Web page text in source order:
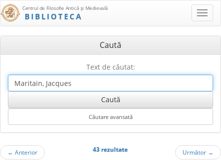
Centrul de Filosofie Antică şi Medievală
BIBLIOTECA
Caută
Text de căutat:
← Anterior 43 rezultate Următor →